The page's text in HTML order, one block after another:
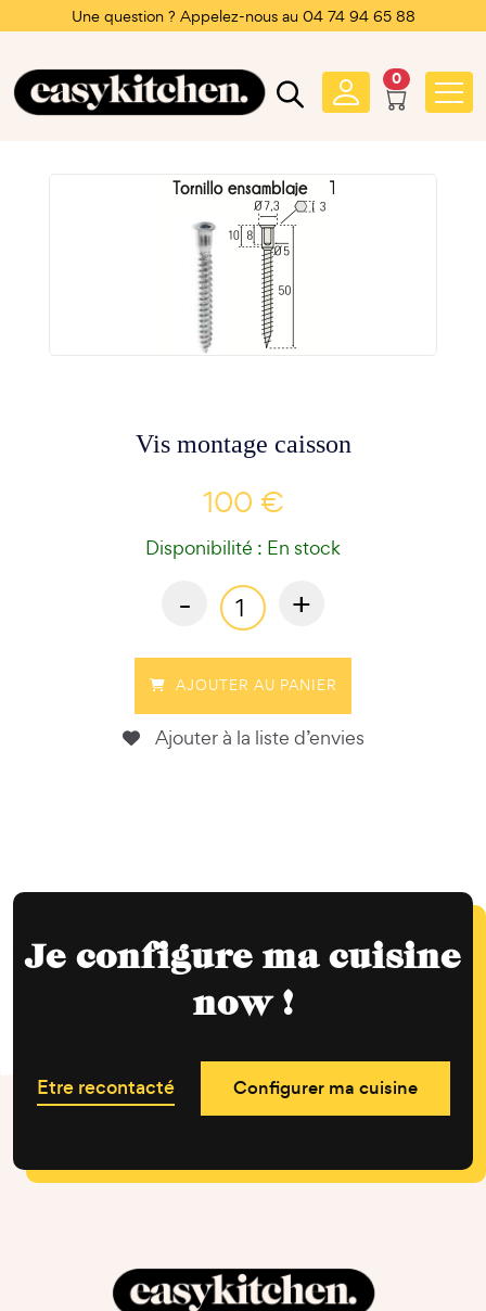
Une question ? Appelez-nous au 04 74 94 65 88
0
Vis montage caisson
100 €
Disponibilité : En stock
- +
AJOUTER AU PANIER
Ajouter à la liste d’envies
Je configure ma cuisine
now !
Etre recontacté Configurer ma cuisine